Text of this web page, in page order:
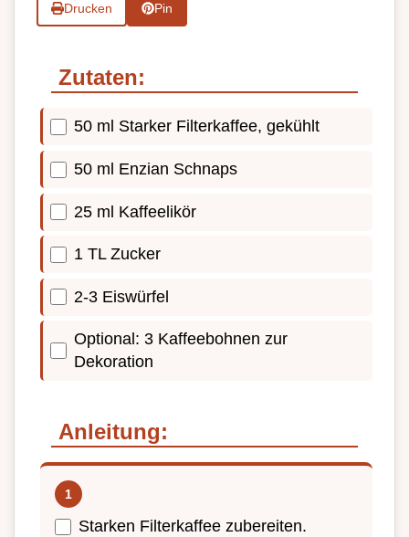
Drucken Pin
Zutaten:
50 ml Starker Filterkaffee, gekühlt
50 ml Enzian Schnaps
25 ml Kaffeelikör
1 TL Zucker
2-3 Eiswürfel
Optional: 3 Kaffeebohnen zur
Dekoration
Anleitung:
Starken Filterkaffee zubereiten.